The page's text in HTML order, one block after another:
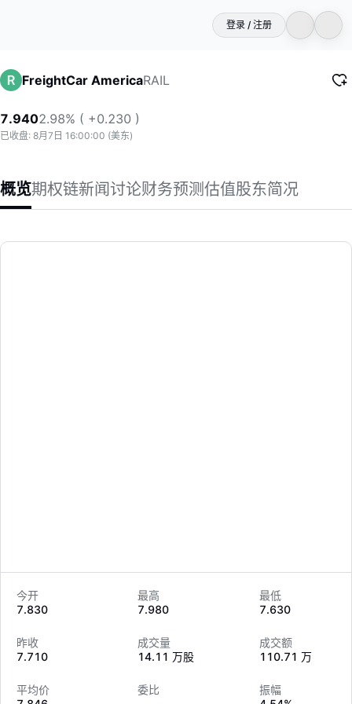
登录 / 注册
FreightCar AmericaRAIL
7.9402.98% ( +0.230 )
已收盘: 8月7日 16:00:00 (美东)
概览期权链新闻讨论财务预测估值股东简况
FreightCar America
FreightCar America, Inc. 通过其子公司设计、制造和销售用
今开
7.830
最高
7.980
最低
7.630
昨收
7.710
成交量
14.11 万股
成交额
110.71 万
平均价
委比
振幅
LongbridgeAI